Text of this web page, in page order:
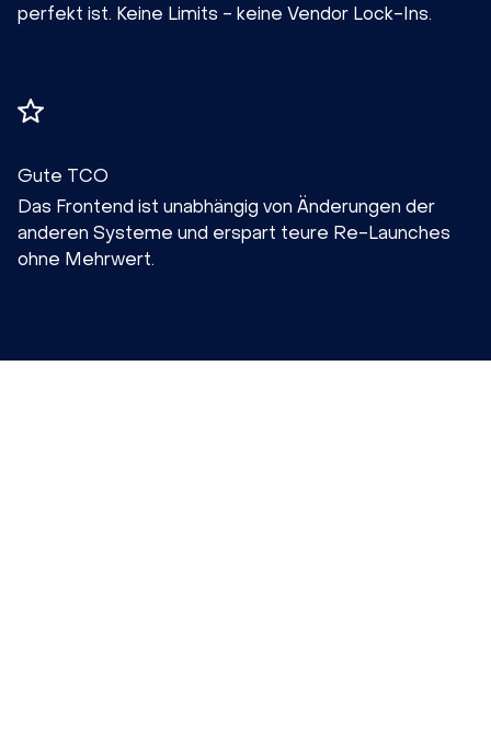
perfekt ist. Keine Limits - keine Vendor Lock-Ins.
Gute TCO
Das Frontend ist unabhängig von Änderungen der
anderen Systeme und erspart teure Re-Launches
ohne Mehrwert.